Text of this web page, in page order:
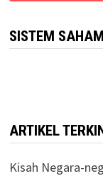
SISTEM SAHAM
ARTIKEL
Kisah Negara-